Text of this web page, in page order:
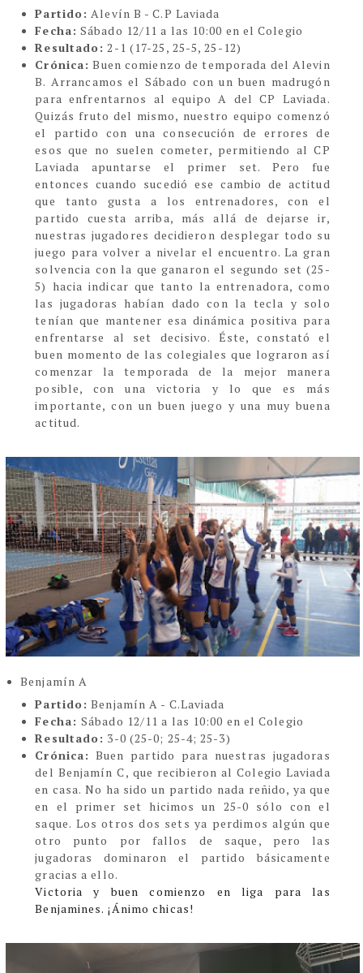
Partido: Alevín B - C.P Laviada
Fecha: Sábado 12/11 a las 10:00 en el Colegio
Resultado: 2 -1 (17-25, 25-5, 25-12)
Crónica: Buen comienzo de temporada del Alevin
B. Arrancamos el Sábado con un buen madrugón
para enfrentarnos al equipo A del CP Laviada.
Quizás fruto del mismo, nuestro equipo comenzó
el partido con una consecución de errores de
esos que no suelen cometer, permitiendo al CP
Laviada apuntarse el primer set. Pero fue
entonces cuando sucedió ese cambio de actitud
que tanto gusta a los entrenadores, con el
partido cuesta arriba, más allá de dejarse ir,
nuestras jugadores decidieron desplegar todo su
juego para volver a nivelar el encuentro. La gran
solvencia con la que ganaron el segundo set (25-
5) hacia indicar que tanto la entrenadora, como
las jugadoras habían dado con la tecla y solo
tenían que mantener esa dinámica positiva para
enfrentarse al set decisivo. Éste, constató el
buen momento de las colegiales que lograron así
comenzar la temporada de la mejor manera
posible, con una victoria y lo que es más
importante, con un buen juego y una muy buena
actitud.
Benjamín A
Partido: Benjamín A - C.Laviada
Fecha:Sábado 12/11 a las 10:00 en el Colegio
Resultado: 3-0 (25-0; 25-4; 25-3)
Crónica: Buen partido para nuestras jugadoras
del Benjamín C, que recibieron al Colegio Laviada
en casa. No ha sido un partido nada reñido, ya que
en el primer set hicimos un 25-0 sólo con el
saque. Los otros dos sets ya perdimos algún que
otro punto por fallos de saque, pero las
jugadoras dominaron el partido básicamente
gracias a ello.
Victoria y buen comienzo en liga para las
Benjamines. ¡Ánimo chicas!